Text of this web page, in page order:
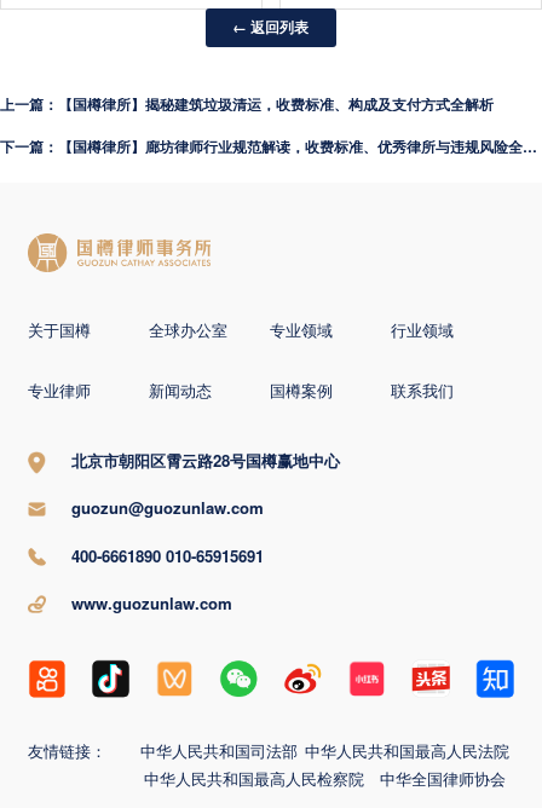
← 返回列表
上一篇：【国樽律所】揭秘建筑垃圾清运，收费标准、构成及支付方式全解析
下一篇：【国樽律所】廊坊律师行业规范解读，收费标准、优秀律所与违规风险全解析
关于国樽 全球办公室 专业领域 行业领域
专业律师 新闻动态 国樽案例 联系我们
北京市朝阳区霄云路28号国樽赢地中心
guozun@guozunlaw.com
400-6661890 010-65915691
www.guozunlaw.com
友情链接： 中华人民共和国司法部 中华人民共和国最高人民法院
中华人民共和国最高人民检察院
中华全国律师协会